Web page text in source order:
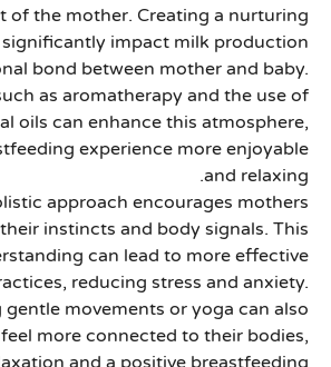
of the mother. Creating a nurturing
impact milk production
bond between mother and baby.
as aromatherapy and the use of
oils can enhance this atmosphere,
experience more enjoyable
and relaxing.
approach encourages mothers
instincts and body signals. This
can lead to more effective
reducing stress and anxiety.
movements or yoga can also
more connected to their bodies,
and a positive breastfeeding